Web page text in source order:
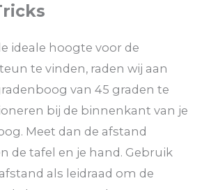
ideale hoogte voor de
te vinden, raden wij aan
van 45 graden te
bij de binnenkant van je
Meet dan de afstand
de tafel en je hand. Gebruik
als leidraad om de